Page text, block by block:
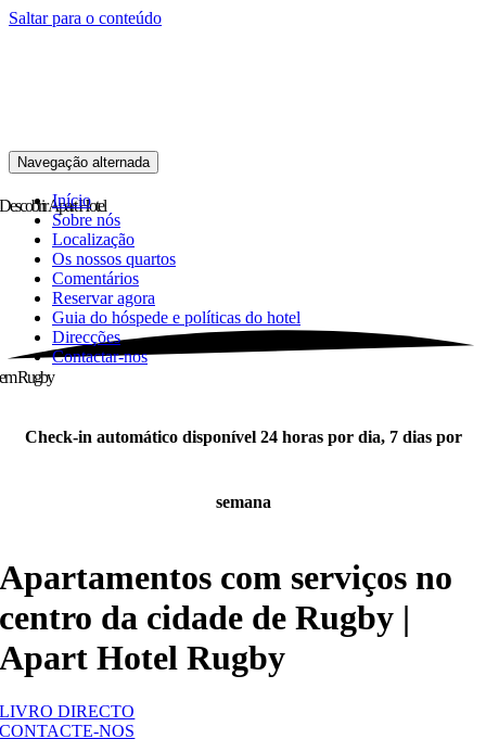
Saltar para o conteúdo
Navegação alternada
Início
Sobre nós
Localização
Os nossos quartos
Comentários
Reservar agora
Guia do hóspede e políticas do hotel
Direcções
Contactar-nos
DescobrirApart Hotel
em Rugby
Check-in automático disponível 24 horas por dia, 7 dias por
semana
Apartamentos com serviços no
centro da cidade de Rugby |
Apart Hotel Rugby
LIVRO DIRECTO
CONTACTE-NOS